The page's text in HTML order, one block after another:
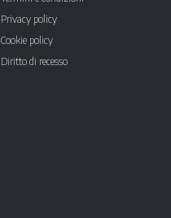
Privacy policy
Cookie policy
Diritto di recesso